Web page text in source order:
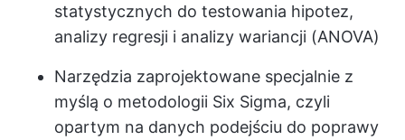
statystycznych do testowania hipotez,
analizy regresji i analizy wariancji (ANOVA)
Narzędzia zaprojektowane specjalnie z
myślą o metodologii Six Sigma, czyli
opartym na danych podejściu do poprawy